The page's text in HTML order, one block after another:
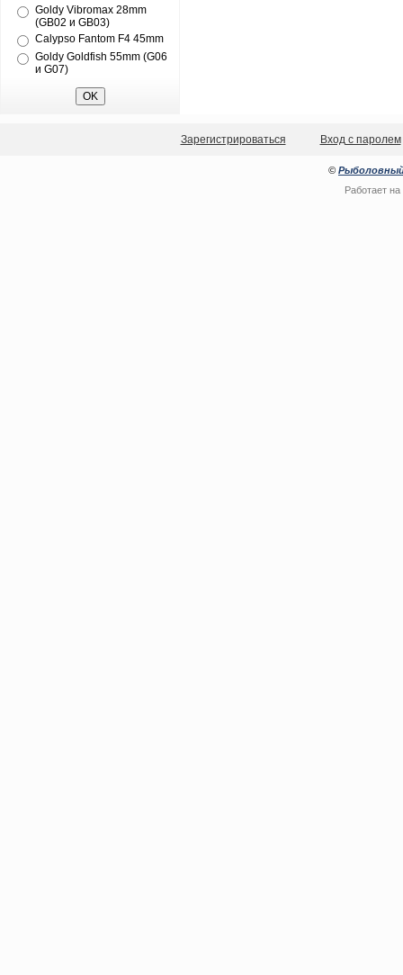
Goldy Vibromax 28mm
(GB02 и GB03)
Calypso Fantom F4 45mm
Goldy Goldfish 55mm (G06
и G07)
Зарегистрироваться Вход с паролем
© Рыболовный
Работает